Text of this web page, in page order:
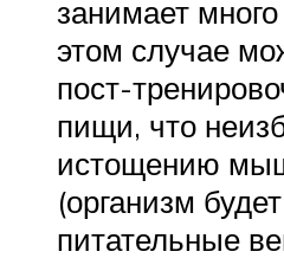
занимает
этом случае
пост-
пищи, что
истощению
(организм
питательные